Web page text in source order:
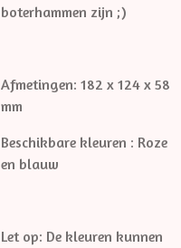
boterhammen zijn ;)
Afmetingen: 182 x 124 x 58
mm
Beschikbare kleuren : Roze
en blauw
Let op: De kleuren kunnen